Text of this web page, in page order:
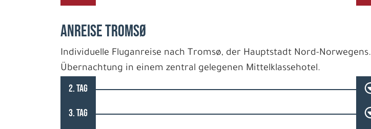
Anreise Tromsø
Individuelle Fluganreise nach Tromsø, der Hauptstadt Nord-Norwegens.
Übernachtung in einem zentral gelegenen Mittelklassehotel.
2. TAG
3. TAG